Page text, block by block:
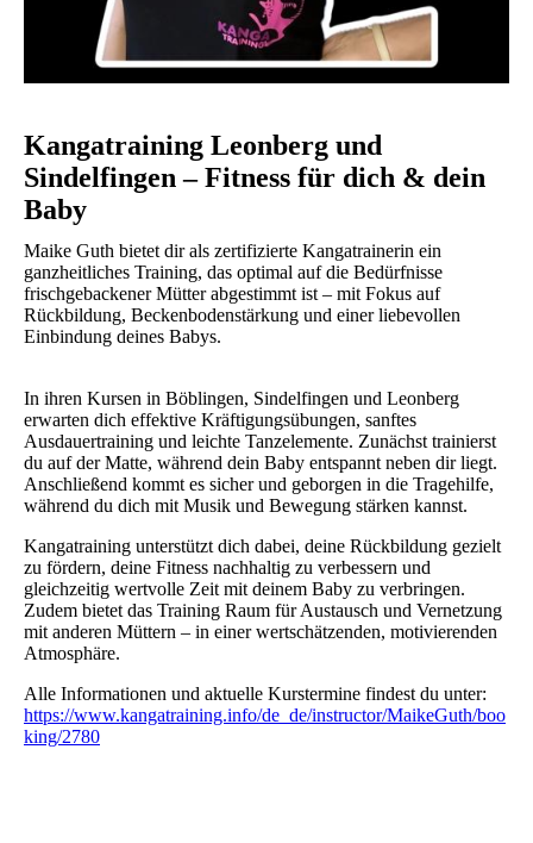
Kangatraining Leonberg und
Sindelfingen – Fitness für dich & dein
Baby
Maike Guth bietet dir als zertifizierte Kangatrainerin ein
ganzheitliches Training, das optimal auf die Bedürfnisse
frischgebackener Mütter abgestimmt ist – mit Fokus auf
Rückbildung, Beckenbodenstärkung und einer liebevollen
Einbindung deines Babys.
In ihren Kursen in Böblingen, Sindelfingen und Leonberg
erwarten dich effektive Kräftigungsübungen, sanftes
Ausdauertraining und leichte Tanzelemente. Zunächst trainierst
du auf der Matte, während dein Baby entspannt neben dir liegt.
Anschließend kommt es sicher und geborgen in die Tragehilfe,
während du dich mit Musik und Bewegung stärken kannst.
Kangatraining unterstützt dich dabei, deine Rückbildung gezielt
zu fördern, deine Fitness nachhaltig zu verbessern und
gleichzeitig wertvolle Zeit mit deinem Baby zu verbringen.
Zudem bietet das Training Raum für Austausch und Vernetzung
mit anderen Müttern – in einer wertschätzenden, motivierenden
Atmosphäre.
Alle Informationen und aktuelle Kurstermine findest du unter:
https://www.kangatraining.info/de_de/instructor/MaikeGuth/boo
king/2780